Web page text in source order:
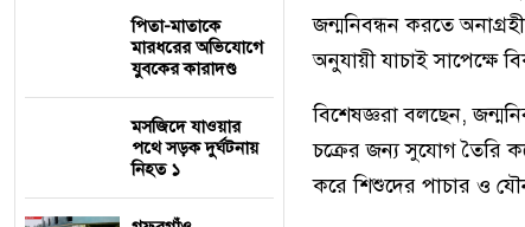
পিতা-মাতাকে
মারধরের অভিযোগে
যুবকের কারাদণ্ড
মসজিদে যাওয়ার
পথে সড়ক দুর্ঘটনায়
নিহত ১
জন্মনিবন্ধন করতে
অনুযায়ী যাচাই সাপেক্ষে
বিশেষজ্ঞরা বলছেন,
চক্রের জন্য সুযোগ তৈরি
করে শিশুদের পাচার ও